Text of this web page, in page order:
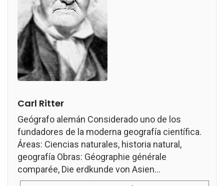
Carl Ritter
Geógrafo alemán Considerado uno de los
fundadores de la moderna geografía científica.
Áreas: Ciencias naturales, historia natural,
geografía Obras: Géographie générale
comparée, Die erdkunde von Asien...